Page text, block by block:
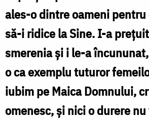
ales-o dintre oameni pentru
să-i ridice la Sine. I-a
smerenia și i le-a
o ca exemplu tuturor
iubim pe Maica Domnului,
omenesc, și nici o durere